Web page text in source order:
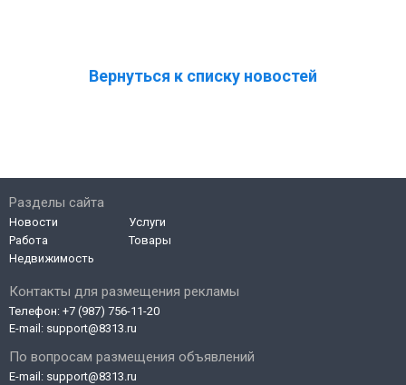
Вернуться к списку новостей
Контакты для размещения рекламы
Телефон: +7 (987) 756-11-20
E-mail: support@8313.ru
По вопросам размещения объявлений
E-mail: support@8313.ru
Разделы сайта
Новости
Работа
Недвижимость
Услуги
Товары